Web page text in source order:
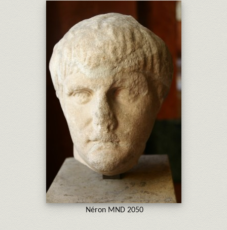
Néron MND 2050